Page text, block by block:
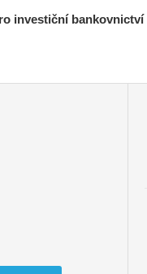
investiční bankovnictví